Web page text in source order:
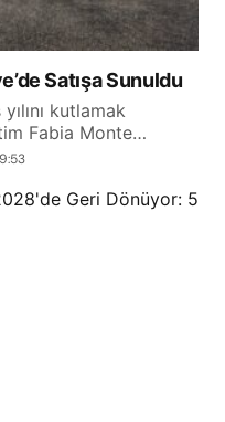
Satışa Sunuldu
kutlamak
Fabia Monte…